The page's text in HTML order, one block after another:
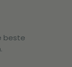
beste